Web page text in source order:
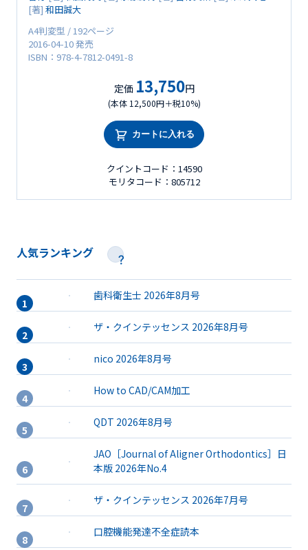
[著] 和田誠大
A4判変型 / 192ページ
2016-04-10 発売
ISBN：978-4-7812-0491-8
定価 13,750円
(本体 12,500円＋税10%)
カートに入れる
クイントコード：14590
モリタコード：805712
人気ランキング
歯科衛生士 2026年8月号
ザ・クインテッセンス 2026年8月号
nico 2026年8月号
How to CAD/CAM加工
QDT 2026年8月号
JAO［Journal of Aligner Orthodontics］日
本版 2026年No.4
ザ・クインテッセンス 2026年7月号
口腔機能発達不全症読本